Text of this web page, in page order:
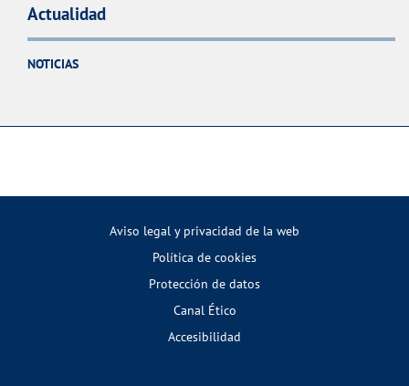
Actualidad
NOTICIAS
Aviso legal y privacidad de la web
Política de cookies
Protección de datos
Canal Ético
Accesibilidad